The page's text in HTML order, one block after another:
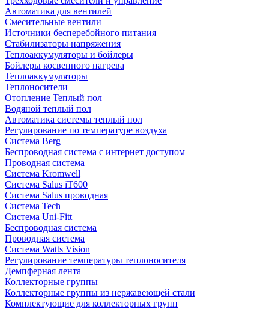
Автоматика для вентилей
Смесительные вентили
Источники бесперебойного питания
Стабилизаторы напряжения
Теплоаккумуляторы и бойлеры
Бойлеры косвенного нагрева
Теплоаккумуляторы
Теплоносители
Отопление Теплый пол
Водяной теплый пол
Автоматика системы теплый пол
Регулирование по температуре воздуха
Система Berg
Беспроводная система с интернет доступом
Проводная система
Система Kromwell
Система Salus iT600
Система Salus проводная
Система Tech
Система Uni-Fitt
Беспроводная система
Проводная система
Система Watts Vision
Регулирование температуры теплоносителя
Демпферная лента
Коллекторные группы
Коллекторные группы из нержавеющей стали
Комплектующие для коллекторных групп